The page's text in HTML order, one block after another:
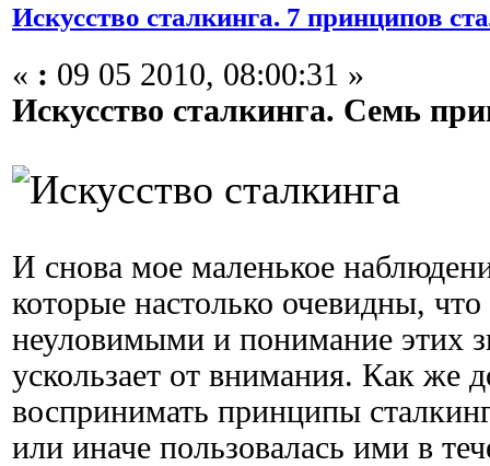
Искусство сталкинга. 7 принципов
« : 09 05 2010, 08:00:31 »
Искусство сталкинга. Семь
И снова мое маленькое
которые настолько очевидны, что
неуловимыми и понимание этих
ускользает от внимания. Как же
воспринимать принципы
или иначе пользовалась ими в